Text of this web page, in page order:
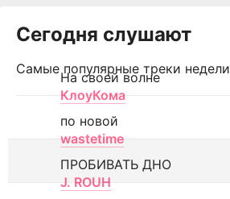
Сегодня слушают
Самые популярные треки недели
На своей волне
КлоуКома
по новой
wastetime
ПРОБИВАТЬ ДНО
J. ROUH